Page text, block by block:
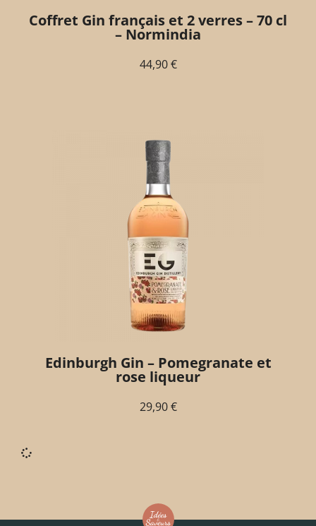
Coffret Gin français et 2 verres – 70 cl
– Normindia
44,90€
Edinburgh Gin – Pomegranate et
rose liqueur
29,90€